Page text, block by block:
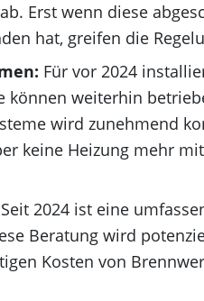
Erst wenn diese
hat, greifen die
Für vor 2024
können weiterhin
wird zunehmend
keine Heizung mehr
Seit 2024 ist eine
Beratung wird
Kosten von